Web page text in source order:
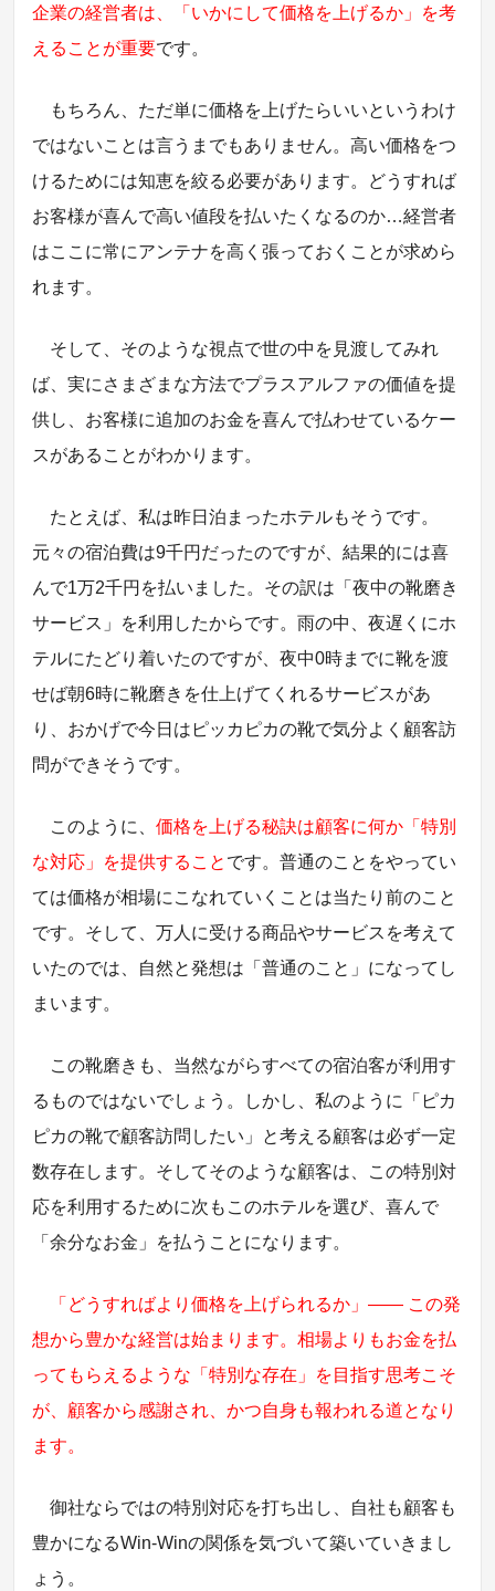
企業の経営者は、「いかにして価格を上げるか」を考
えることが重要です。
もちろん、ただ単に価格を上げたらいいというわけ
ではないことは言うまでもありません。高い価格をつ
けるためには知恵を絞る必要があります。どうすれば
お客様が喜んで高い値段を払いたくなるのか…経営者
はここに常にアンテナを高く張っておくことが求めら
れます。
そして、そのような視点で世の中を見渡してみれ
ば、実にさまざまな方法でプラスアルファの価値を提
供し、お客様に追加のお金を喜んで払わせているケー
スがあることがわかります。
たとえば、私は昨日泊まったホテルもそうです。
元々の宿泊費は9千円だったのですが、結果的には喜
んで1万2千円を払いました。その訳は「夜中の靴磨き
サービス」を利用したからです。雨の中、夜遅くにホ
テルにたどり着いたのですが、夜中0時までに靴を渡
せば朝6時に靴磨きを仕上げてくれるサービスがあ
り、おかげで今日はピッカピカの靴で気分よく顧客訪
問ができそうです。
このように、価格を上げる秘訣は顧客に何か「特別
な対応」を提供すること です。普通のことをやってい
ては価格が相場にこなれていくことは当たり前のこと
です。そして、万人に受ける商品やサービスを考えて
いたのでは、自然と発想は「普通のこと」になってし
まいます。
この靴磨きも、当然ながらすべての宿泊客が利用す
るものではないでしょう。しかし、私のように「ピカ
ピカの靴で顧客訪問したい」と考える顧客は必ず一定
数存在します。そしてそのような顧客は、この特別対
応を利用するために次もこのホテルを選び、喜んで
「余分なお金」を払うことになります。
「どうすればより価格を上げられるか」―― この発
想から豊かな経営は始まります。相場よりもお金を払
ってもらえるような「特別な存在」を目指す思考こそ
が、顧客から感謝され、かつ自身も報われる道となり
ます。
御社ならではの特別対応を打ち出し、自社も顧客も
豊かになるWin-Winの関係を気づいて築いていきまし
ょう。